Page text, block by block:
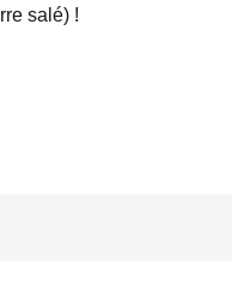
salé) !